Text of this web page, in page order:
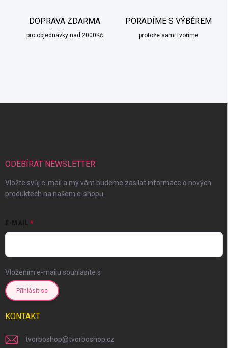
DOPRAVA ZDARMA
pro objednávky nad 2000Kč
PORADÍME S VÝBĚREM
protože sami tvoříme
ODEBÍRAT NEWSLETTER
Vložte svůj e-mail a my vám budeme zasílat informace o nových
produktech na našem e-shopu.
E-MAIL
Vložením e-mailu souhlasíte s
Přihlásit se
KONTAKT
tvorboshop@tvorboshop.cz